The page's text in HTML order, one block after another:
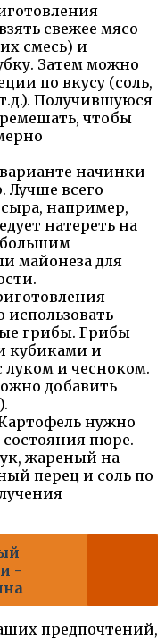
свежее мясо
смесь) и
Затем можно
по вкусу (соль,
Получившуюся
чтобы
начинки
Лучше всего
например,
натереть на
майонеза для
грибы. Грибы
кубиками и
луком и чесноком.
добавить
нужно
состояния пюре.
жареный на
перец и соль по
-
предпочтений,